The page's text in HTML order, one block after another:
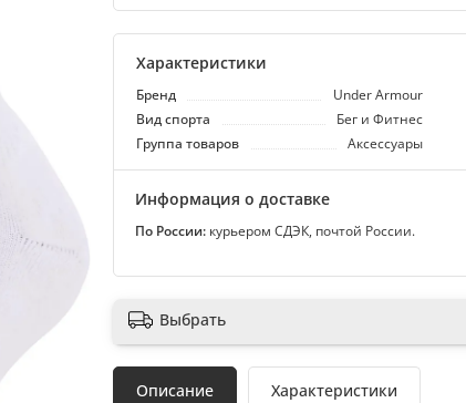
Характеристики
Бренд Under Armour
Вид спорта
Бег и Фитнес
Группа товаров
Аксессуары
Информация о доставке
По России: курьером СДЭК, почтой России.
Выбрать
Описание Характеристики